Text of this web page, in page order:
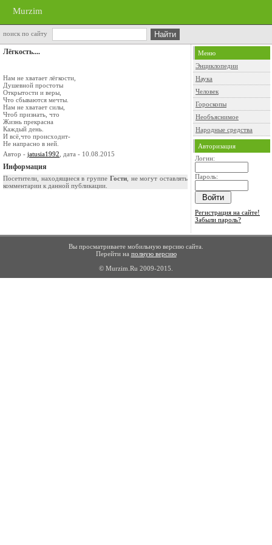
Murzim
поиск по сайту
Лёгкость....
Нам не хватает лёгкости,
Душевной простоты
Открытости и веры,
Что сбываются мечты.
Нам не хватает силы,
Чтоб признать, что
Жизнь прекрасна
Каждый день.
И всё,что происходит-
Не напрасно в ней.
Автор - jatusia1992 , дата - 10.08.2015
Информация
Посетители, находящиеся в группе Гости, не могут оставлять
комментарии к данной публикации.
Меню
Энциклопедии
Наука
Человек
Гороскопы
Необъяснимое
Народные средства
Авторизация
Логин:
Пароль:
Регистрация на сайте!
Забыли пароль?
Вы просматриваете мобильную версию сайта.
Перейти на полную версию
© Murzim.Ru 2009-2015.